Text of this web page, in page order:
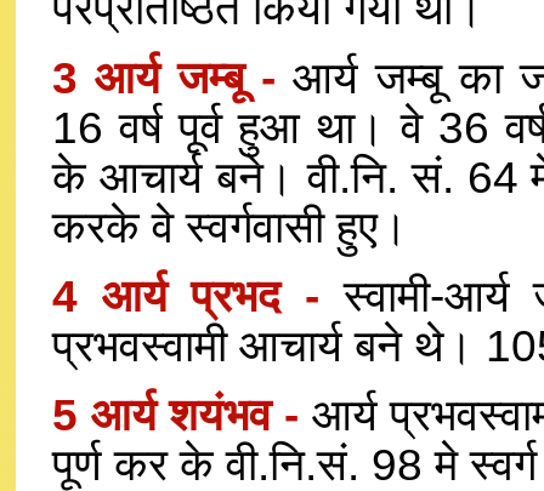
3 आर्य जम्बू - आर्य जम्बू का
16 वर्ष पूर्व हुआ था। वे 36
के आचार्य बने। वी.नि. सं. 64
करके वे स्वर्गवासी हुए।
4 आर्य प्रभद -स्वामी-
प्रभवस्वामी आचार्य बने थे।
5 आर्य शयंभव - आर्य
पूर्ण कर के वी.नि.सं. 98 मे